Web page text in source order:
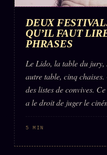
DEUX
QU’IL FAUT
PHRASES
Le Lido, la table du jury,
autre table, cinq
des listes de convives.
a le droit de juger le
5 MIN